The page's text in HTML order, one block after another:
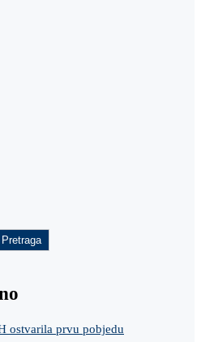
Pretraga
ostvarila prvu pobjedu